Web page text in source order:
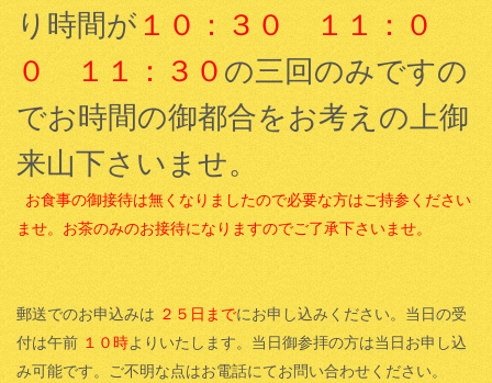
り時間が１０：３０ １１：０
０ １１：３０の三回のみですの
でお時間の御都合をお考えの上御
来山下さいませ。
お食事の御接待は無くなりましたので必要な方はご持参ください
ませ。お茶のみのお接待になりますのでご了承下さいませ。
郵送でのお申込みは ２５日までにお申し込みください。当日の受
付は午前 １０時よりいたします。当日御参拝の方は当日お申し込
み可能です。ご不明な点はお電話にてお問い合わせください。